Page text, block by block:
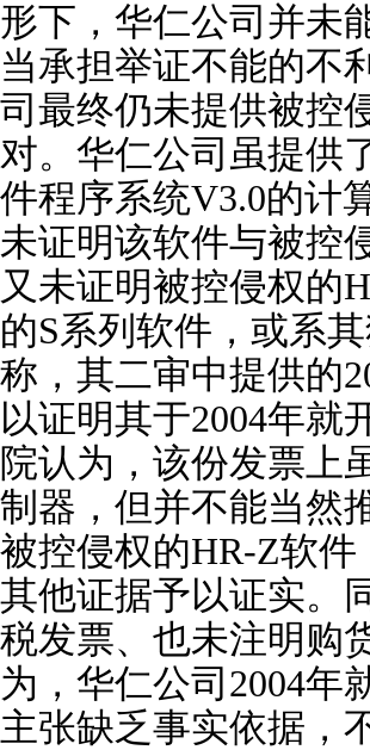
形下，华仁公司并未
当承担举证不能的不
司最终仍未提供被控
对。华仁公司虽提供
件程序系统V3.0的计
未证明该软件与被控
又未证明被控侵权的
的S系列软件，或系
称，其二审中提供的
以证明其于2004年就
院认为，该份发票上
制器，但并不能当然
被控侵权的HR-Z软
其他证据予以证实。
税发票、也未注明购
为，华仁公司2004年
主张缺乏事实依据，